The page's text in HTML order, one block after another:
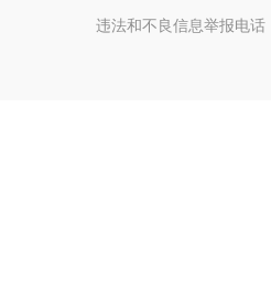
违法和不良信息举报电